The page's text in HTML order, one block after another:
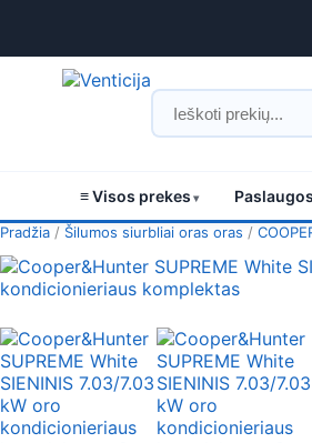
≡ Visos prekes Paslaugos
Pradžia / Šilumos siurbliai oras oras /